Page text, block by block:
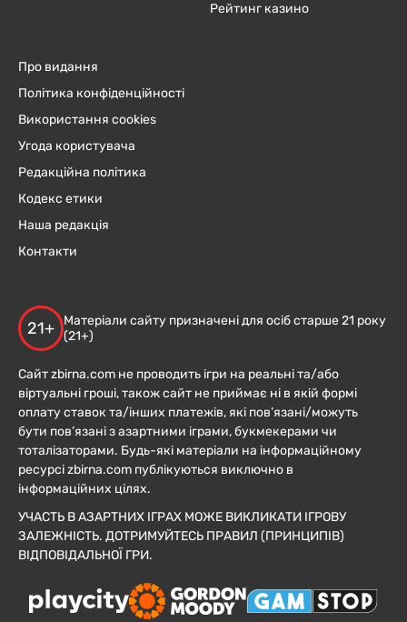
Рейтинг казино
Про видання
Політика конфіденційності
Використання cookies
Угода користувача
Редакційна політика
Кодекс етики
Наша редакція
Контакти
21+
Матеріали сайту призначені для осіб старше 21 року
(21+)
Сайт zbirna.com не проводить ігри на реальні та/або
віртуальні гроші, також сайт не приймає ні в якій формі
оплату ставок та/інших платежів, які пов’язані/можуть
бути пов’язані з азартними іграми, букмекерами чи
тоталізаторами. Будь-які матеріали на інформаційному
ресурсі zbirna.com публікуються виключно в
інформаційних цілях.
УЧАСТЬ В АЗАРТНИХ ІГРАХ МОЖЕ ВИКЛИКАТИ ІГРОВУ
ЗАЛЕЖНІСТЬ. ДОТРИМУЙТЕСЬ ПРАВИЛ (ПРИНЦИПІВ)
ВІДПОВІДАЛЬНОЇ ГРИ.